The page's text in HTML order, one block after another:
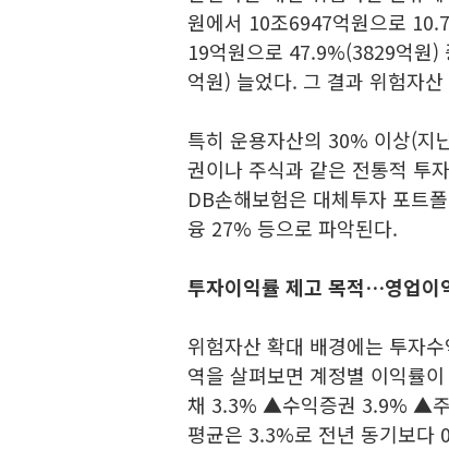
원에서 10조6947억원으로
19억원으로 47.9%(3829억원)
억원) 늘었다. 그 결과 위험자
특히 운용자산의 30% 이상(지
권이나 주식과 같은 전통적 투
DB손해보험은 대체투자 포트
융 27% 등으로 파악된다.
투자이익률 제고 목적…영업이
위험자산 확대 배경에는 투자
역을 살펴보면 계정별 이익
채 3.3% ▲수익증권 3.9% ▲
평균은 3.3%로 전년 동기보다